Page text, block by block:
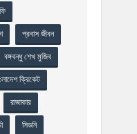
প্রবাস জীবন
বঙ্গবন্ধু শেখ মুজিব
ক্রিকেট
রাজাকার
সিডনি